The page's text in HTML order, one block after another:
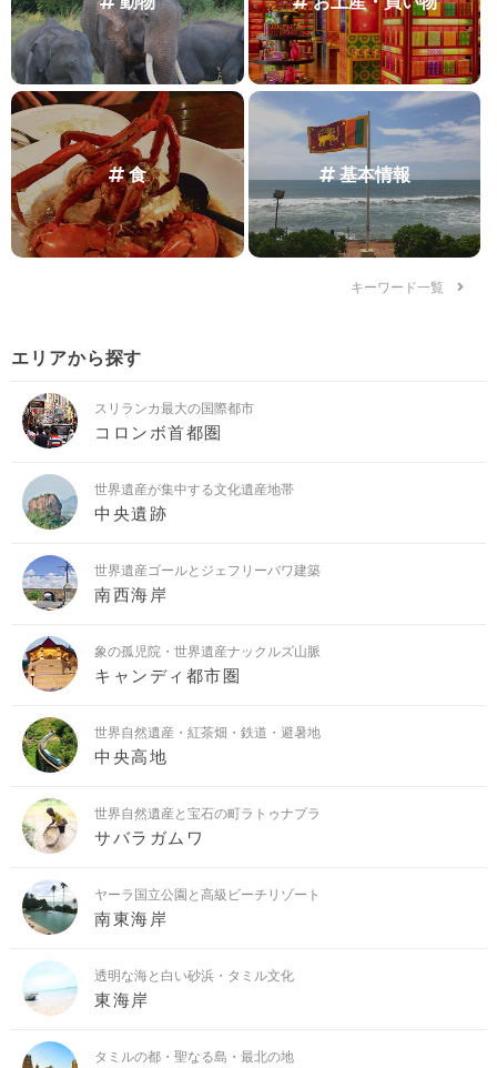
食 基本情報
キーワード一覧
エリアから探す
スリランカ最大の国際都市
コロンボ首都圏
世界遺産が集中する文化遺産地帯
中央遺跡
世界遺産ゴールとジェフリーバワ建築
南西海岸
象の孤児院・世界遺産ナックルズ山脈
キャンディ都市圏
世界自然遺産・紅茶畑・鉄道・避暑地
中央高地
世界自然遺産と宝石の町ラトゥナプラ
サバラガムワ
ヤーラ国立公園と高級ビーチリゾート
南東海岸
透明な海と白い砂浜・タミル文化
東海岸
タミルの都・聖なる島・最北の地